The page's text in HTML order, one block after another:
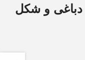
دباغی و شکل